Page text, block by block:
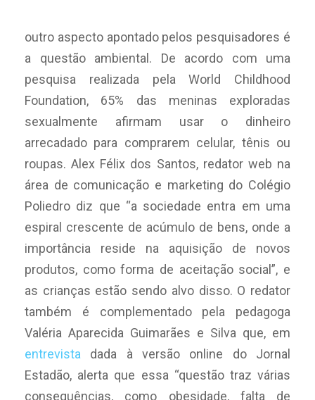
outro aspecto apontado pelos pesquisadores é
a questão ambiental. De acordo com uma
pesquisa realizada pela World Childhood
Foundation, 65% das meninas exploradas
sexualmente afirmam usar o dinheiro
arrecadado para comprarem celular, tênis ou
roupas. Alex Félix dos Santos, redator web na
área de comunicação e marketing do Colégio
Poliedro diz que “a sociedade entra em uma
espiral crescente de acúmulo de bens, onde a
importância reside na aquisição de novos
produtos, como forma de aceitação social”, e
as crianças estão sendo alvo disso. O redator
também é complementado pela pedagoga
Valéria Aparecida Guimarães e Silva que, em
entrevista dada à versão online do Jornal
Estadão, alerta que essa “questão traz várias
consequências, como obesidade, falta de